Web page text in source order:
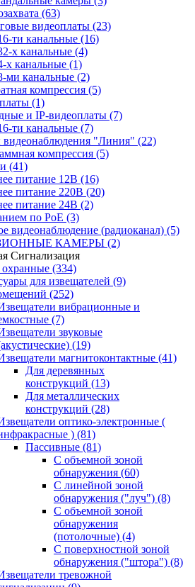
(63)
видеоплаты (23)
ти канальные (16)
х канальные (4)
х канальные (1)
ми канальные (2)
компрессия (5)
(1)
и IP-видеоплаты (7)
ти канальные (7)
"Линия" (22)
компрессия (5)
(41)
питание 12В (16)
питание 220В (20)
питание 24В (2)
по PoE (3)
видеонаблюдение (радиоканал) (5)
КАМЕРЫ (2)
Сигнализация
(334)
для извещателей (9)
(252)
вибрационные и
(7)
звуковые
(19)
магнитоконтактные (41)
Для деревянных
конструкций (13)
Для металлических
конструкций (28)
оптико-электронные (
) (81)
Пассивные (81)
С объемной зоной
обнаружения (60)
С линейной зоной
обнаружения ("луч") (8)
С объемной зоной
обнаружения
(потолочные) (4)
С поверхностной зоной
обнаружения ("штора") (8)
тревожной